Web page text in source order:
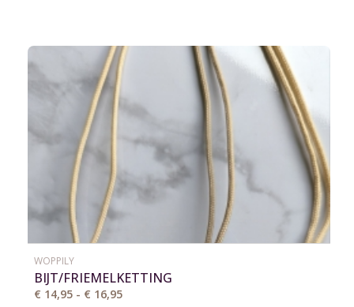
WOPPILY
BIJT/FRIEMELKETTING
€ 14,95 - € 16,95